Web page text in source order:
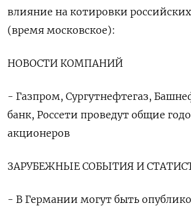
влияние на котировки
(время московское):
НОВОСТИ КОМПАНИЙ
- Газпром, Сургутнефтегаз,
банк, Россети проведут общие
акционеров
ЗАРУБЕЖНЫЕ ​СОБЫТИЯ ​И
- ⁠В Германии могут ‌быть